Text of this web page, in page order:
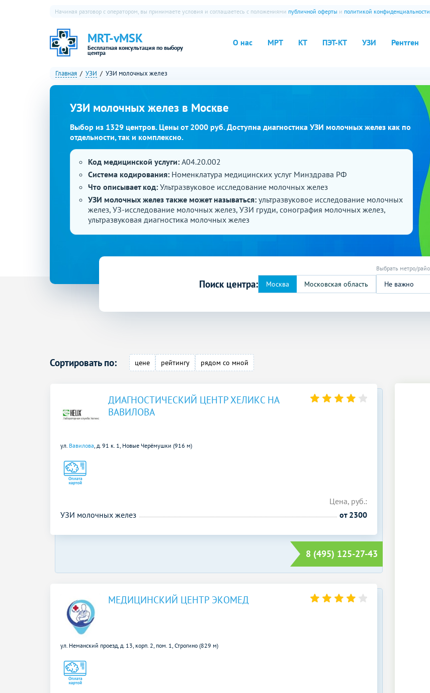
MRT-vMSK
Бесплатная консультация по выбору
центра
О нас МРТ КТ ПЭТ-КТ УЗИ Рентген
Начиная разговор с оператором, вы принимаете условия и соглашаетесь с положениями публичной оферты и политикой конфиденциальности
Главная УЗИ УЗИ молочных желез
УЗИ молочных желез в Москве
Выбор из 1329 центров. Цены от 2000 руб. Доступна диагностика УЗИ молочных желез как по
отдельности, так и комплексно.
Код медицинской услуги: A04.20.002
Система кодирования: Номенклатура медицинских услуг Минздрава РФ
Что описывает код: Ультразвуковое исследование молочных желез
УЗИ молочных желез также может называться: ультразвуковое исследование молочных
желез, УЗ-исследование молочных желез, УЗИ груди, сонография молочных желез,
ультразвуковая диагностика молочных желез
Поиск центра: Не важно
Сортировать по: цене рейтингу рядом со мной
ДИАГНОСТИЧЕСКИЙ ЦЕНТР ХЕЛИКС НА
ВАВИЛОВА
ул. Вавилова , д. 91 к. 1, Новые Черёмушки (916 м)
Цена, руб.:
УЗИ молочных желез
от 2300
8 (495) 125-27-43
МЕДИЦИНСКИЙ ЦЕНТР ЭКОМЕД
ул. Неманский проезд, д. 13, корп. 2, пом. 1, Строгино (829 м)